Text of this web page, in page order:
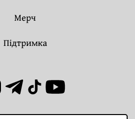
Мерч
Підтримка